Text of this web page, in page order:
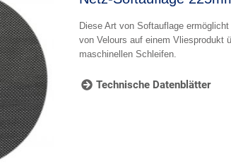
Diese Art von Softauflage
von Velours auf einem Vliesprodukt
maschinellen Schleifen.
Technische Datenblätter